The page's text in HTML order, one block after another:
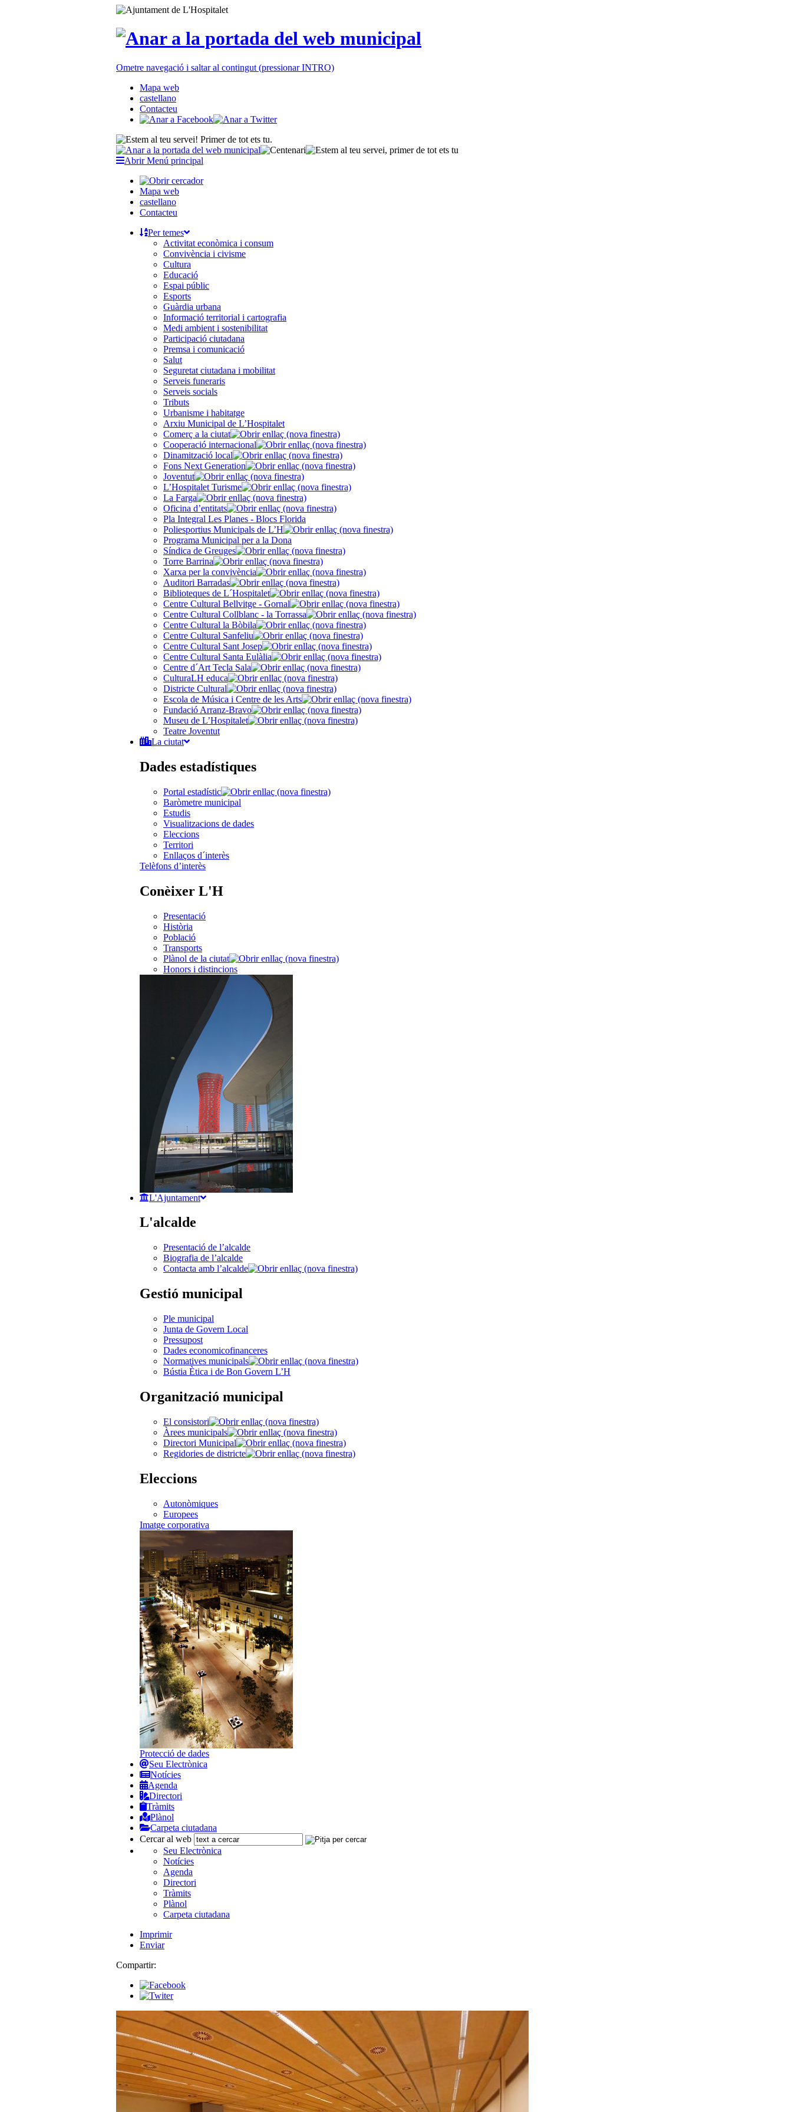
Ometre navegació i saltar al contingut (pressionar INTRO)
Mapa web
castellano
Contacteu
Abrir Menú principal
Mapa web
castellano
Contacteu
Per temes
Activitat econòmica i consum
Convivència i civisme
Cultura
Educació
Espai públic
Esports
Guàrdia urbana
Informació territorial i cartografia
Medi ambient i sostenibilitat
Participació ciutadana
Premsa i comunicació
Salut
Seguretat ciutadana i mobilitat
Serveis funeraris
Serveis socials
Tributs
Urbanisme i habitatge
Arxiu Municipal de L’Hospitalet
Comerç a la ciutat
Cooperació internacional
Dinamització local
Fons Next Generation
Joventut
L’Hospitalet Turisme
La Farga
Oficina d’entitats
Pla Integral Les Planes - Blocs Florida
Poliesportius Municipals de L’H
Programa Municipal per a la Dona
Síndica de Greuges
Torre Barrina
Xarxa per la convivència
Auditori Barradas
Biblioteques de L´Hospitalet
Centre Cultural Bellvitge - Gornal
Centre Cultural Collblanc - la Torrassa
Centre Cultural la Bòbila
Centre Cultural Sanfeliu
Centre Cultural Sant Josep
Centre Cultural Santa Eulàlia
Centre d´Art Tecla Sala
CulturaLH educa
Districte Cultural
Escola de Música i Centre de les Arts
Fundació Arranz-Bravo
Museu de L’Hospitalet
Teatre Joventut
La ciutat
Dades estadístiques
Portal estadístic
Baròmetre municipal
Estudis
Visualitzacions de dades
Eleccions
Territori
Enllaços d´interès
Telèfons d’interès
Conèixer L'H
Presentació
Història
Població
Transports
Plànol de la ciutat
Honors i distincions
L'Ajuntament
L'alcalde
Presentació de l’alcalde
Biografia de l’alcalde
Contacta amb l’alcalde
Gestió municipal
Ple municipal
Junta de Govern Local
Pressupost
Dades economicofinanceres
Normatives municipals
Bústia Ètica i de Bon Govern L’H
Organització municipal
El consistori
Àrees municipals
Directori Municipal
Regidories de districte
Eleccions
Autonòmiques
Europees
Imatge corporativa
Protecció de dades
Seu Electrònica
Notícies
Agenda
Directori
Tràmits
Plànol
Carpeta ciutadana
Cercar al web
Seu Electrònica
Notícies
Agenda
Directori
Tràmits
Plànol
Carpeta ciutadana
Imprimir
Enviar
Compartir: